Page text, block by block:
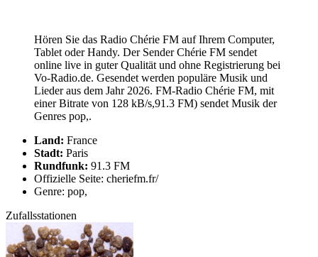
Hören Sie das Radio Chérie FM auf Ihrem Computer,
Tablet oder Handy. Der Sender Chérie FM sendet
online live in guter Qualität und ohne Registrierung bei
Vo-Radio.de. Gesendet werden populäre Musik und
Lieder aus dem Jahr 2026. FM-Radio Chérie FM, mit
einer Bitrate von 128 kB/s,91.3 FM) sendet Musik der
Genres pop,.
Land: France
Stadt: Paris
Rundfunk: 91.3 FM
Offizielle Seite: cheriefm.fr/
Genre: pop,
Zufallsstationen